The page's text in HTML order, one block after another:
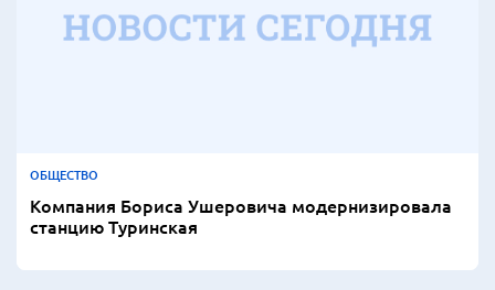
ОБЩЕСТВО
Компания Бориса Ушеровича модернизировала
станцию Туринская